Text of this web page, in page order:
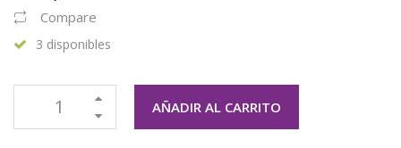
Compare
3 disponibles
AÑADIR AL CARRITO